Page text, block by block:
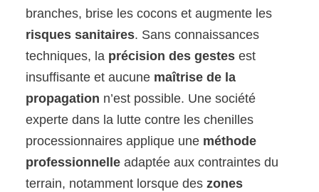
branches, brise les cocons et augmente les
risques sanitaires. Sans connaissances
techniques, la précision des gestes est
insuffisante et aucune maîtrise de la
propagation n’est possible. Une société
experte dans la lutte contre les chenilles
processionnaires applique une méthode
professionnelle adaptée aux contraintes du
terrain, notamment lorsque deszones